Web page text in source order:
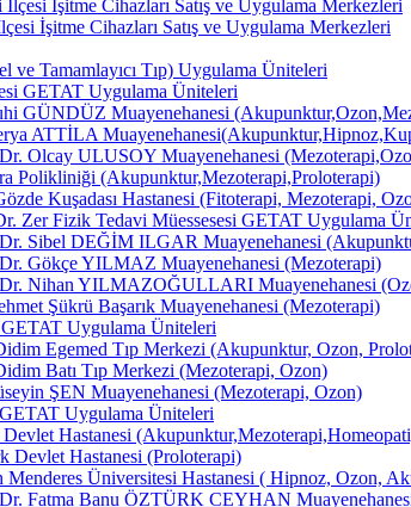
İşitme Cihazları Satış ve Uygulama Merkezleri
İşitme Cihazları Satış ve Uygulama Merkezleri
ve Tamamlayıcı Tıp) Uygulama Üniteleri
GETAT Uygulama Üniteleri
GÜNDÜZ Muayenehanesi
ATTİLA
Olcay ULUSOY Muayenehanesi
Polikliniği (Akupunktur,Mezoterapi,Proloterapi)
Kuşadası Hastanesi (Fitoterapi, Mezoterapi,
Zer Fizik Tedavi Müessesesi GETAT Uygulama
Sibel DEĞİM ILGAR Muayenehanesi
Gökçe YILMAZ Muayenehanesi (Mezoterapi)
Nihan YILMAZOĞULLARI Muayenehanesi
Şükrü Başarık Muayenehanesi (Mezoterapi)
Uygulama Üniteleri
Egemed Tıp Merkezi (Akupunktur, Ozon,
Batı Tıp Merkezi (Mezoterapi, Ozon)
ŞEN Muayenehanesi (Mezoterapi, Ozon)
Uygulama Üniteleri
Devlet Hastanesi
Devlet Hastanesi (Proloterapi)
Menderes Üniversitesi Hastanesi ( Hipnoz, Ozon,
Fatma Banu ÖZTÜRK CEYHAN